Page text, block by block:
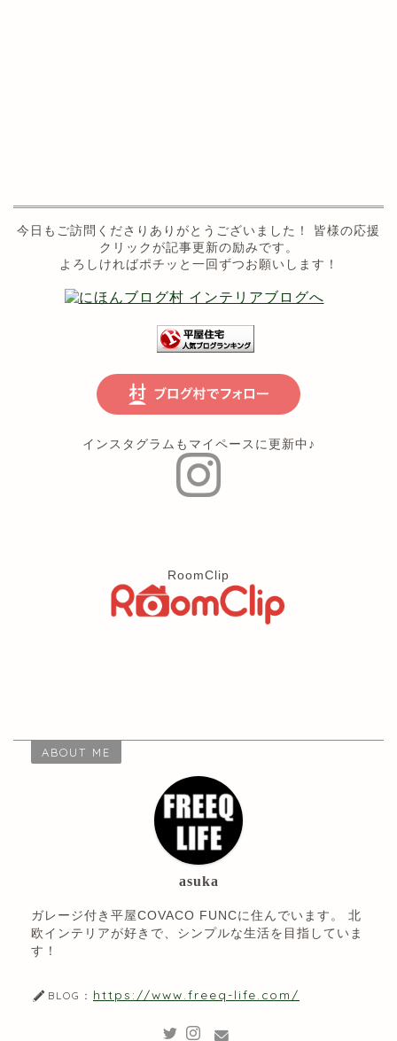
今日もご訪問くださりありがとうございました！ 皆様の応援
クリックが記事更新の励みです。
よろしければポチッと一回ずつお願いします！
インスタグラムもマイペースに更新中♪
RoomClip
ABOUT ME
asuka
ガレージ付き平屋COVACO FUNCに住んでいます。 北
欧インテリアが好きで、シンプルな生活を目指していま
す！
BLOG： https://www.freeq-life.com/